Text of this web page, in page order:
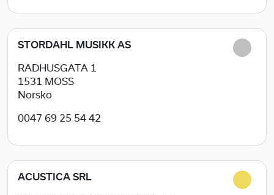
STORDAHL MUSIKK AS
RADHUSGATA 1
1531
MOSS
Norsko
0047 69 25 54 42
ACUSTICA SRL